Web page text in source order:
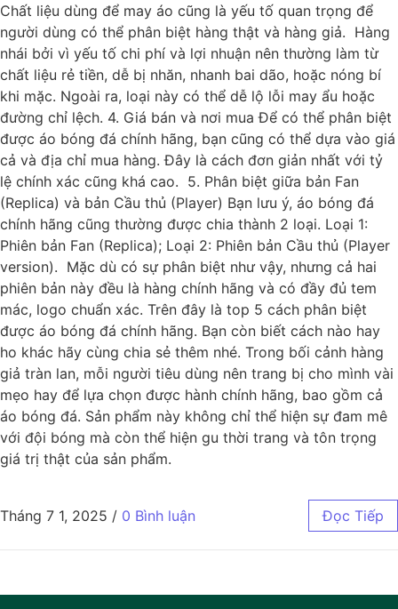
Chất liệu dùng để may áo cũng là yếu tố quan trọng để
người dùng có thể phân biệt hàng thật và hàng giả. Hàng
nhái bởi vì yếu tố chi phí và lợi nhuận nên thường làm từ
chất liệu rẻ tiền, dễ bị nhăn, nhanh bai dão, hoặc nóng bí
khi mặc. Ngoài ra, loại này có thể dễ lộ lỗi may ẩu hoặc
đường chỉ lệch. 4. Giá bán và nơi mua Để có thể phân biệt
được áo bóng đá chính hãng, bạn cũng có thể dựa vào giá
cả và địa chỉ mua hàng. Đây là cách đơn giản nhất với tỷ
lệ chính xác cũng khá cao. 5. Phân biệt giữa bản Fan
(Replica) và bản Cầu thủ (Player) Bạn lưu ý, áo bóng đá
chính hãng cũng thường được chia thành 2 loại. Loại 1:
Phiên bản Fan (Replica); Loại 2: Phiên bản Cầu thủ (Player
version). Mặc dù có sự phân biệt như vậy, nhưng cả hai
phiên bản này đều là hàng chính hãng và có đầy đủ tem
mác, logo chuẩn xác. Trên đây là top 5 cách phân biệt
được áo bóng đá chính hãng. Bạn còn biết cách nào hay
ho khác hãy cùng chia sẻ thêm nhé. Trong bối cảnh hàng
giả tràn lan, mỗi người tiêu dùng nên trang bị cho mình vài
mẹo hay để lựa chọn được hành chính hãng, bao gồm cả
áo bóng đá. Sản phẩm này không chỉ thể hiện sự đam mê
với đội bóng mà còn thể hiện gu thời trang và tôn trọng
giá trị thật của sản phẩm.
Tháng 7 1, 2025 / 0 Bình luận Đọc Tiếp